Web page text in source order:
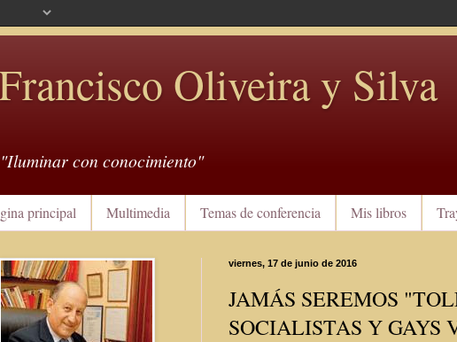
Oliveira y Silva
"Iluminar con conocimiento"
principal Multimedia Temas de conferencia Mis libros
viernes, 17 de junio de 2016
JAMÁS SEREMOS
SOCIALISTAS Y GAYS